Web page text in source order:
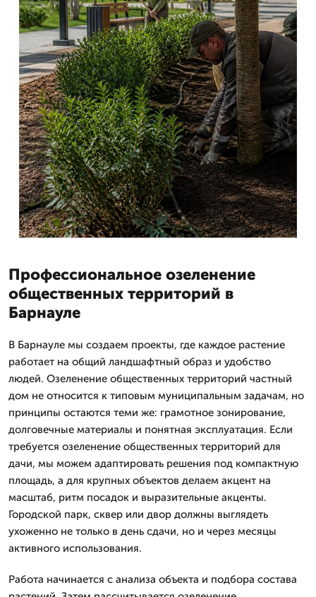
Профессиональное озеленение
общественных территорий в
Барнауле
В Барнауле мы создаем проекты, где каждое растение
работает на общий ландшафтный образ и удобство
людей. Озеленение общественных территорий частный
дом не относится к типовым муниципальным задачам, но
принципы остаются теми же: грамотное зонирование,
долговечные материалы и понятная эксплуатация. Если
требуется озеленение общественных территорий для
дачи, мы можем адаптировать решения под компактную
площадь, а для крупных объектов делаем акцент на
масштаб, ритм посадок и выразительные акценты.
Городской парк, сквер или двор должны выглядеть
ухоженно не только в день сдачи, но и через месяцы
активного использования.
Работа начинается с анализа объекта и подбора состава